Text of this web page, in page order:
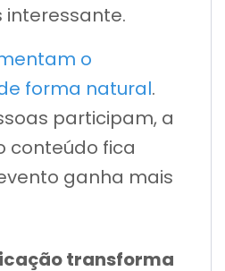
o
forma natural.
participam, a
conteúdo fica
ganha mais
transforma